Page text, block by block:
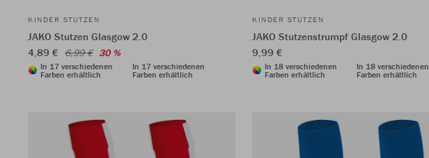
KINDER STUTZEN
JAKO Stutzen Glasgow 2.0
4,89 € 6,99 € 30 %
In 17 verschiedenen
Farben erhältlich
In 17 verschiedenen
Farben erhältlich
KINDER STUTZEN
JAKO Stutzenstrumpf Glasgow 2.0
9,99 €
In 18 verschiedenen
Farben erhältlich
In 18 verschiedenen
Farben erhältlich